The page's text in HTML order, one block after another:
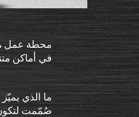
محطة عمل
في أماكن
ما الذي
صُمّمت لتكون